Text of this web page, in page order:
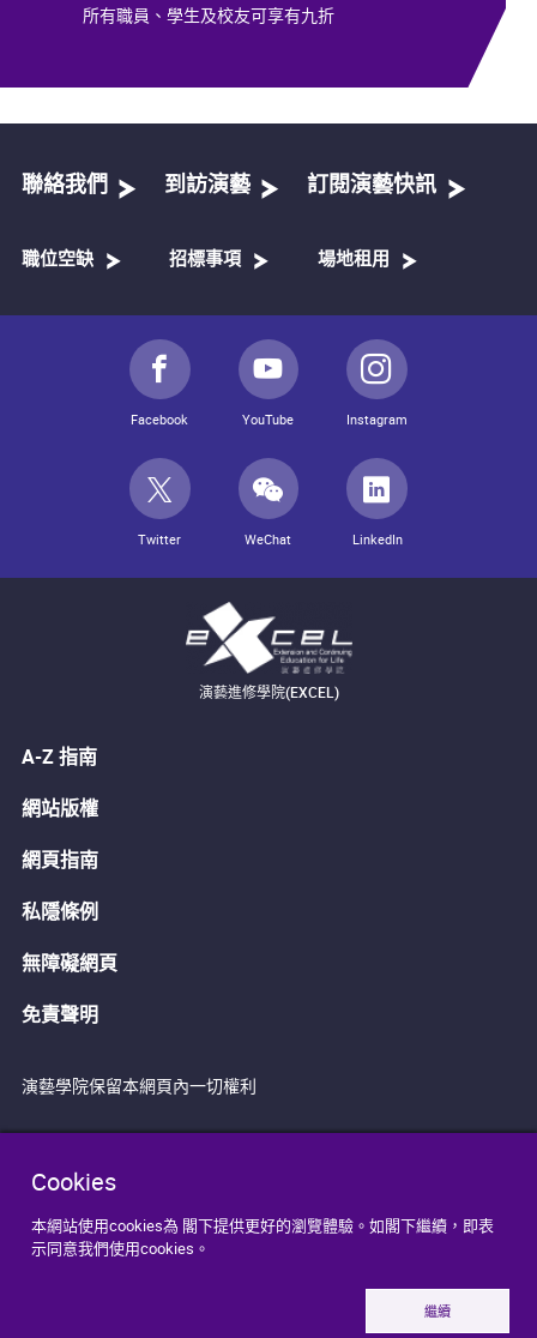
Cookies
本網站使用cookies為 閣下提供更好的瀏覽體驗。如閣下繼續，即表
示同意我們使用cookies。
繼續
所有職員、學生及校友可享有九折
聯絡我們 到訪演藝 訂閱演藝快訊
職位空缺 招標事項 場地租用
Facebook YouTube Instagram
Twitter WeChat LinkedIn
演藝進修學院(EXCEL)
A-Z 指南
網站版權
網頁指南
私隱條例
無障礙網頁
免責聲明
演藝學院保留本網頁內一切權利